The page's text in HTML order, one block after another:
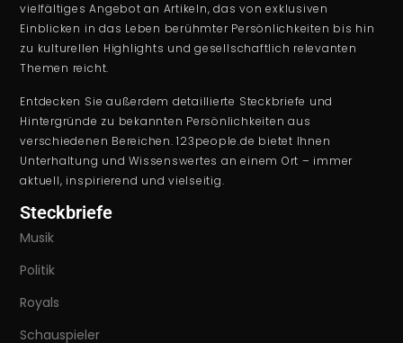
vielfältiges Angebot an Artikeln, das von exklusiven
Einblicken in das Leben berühmter Persönlichkeiten bis hin
zu kulturellen Highlights und gesellschaftlich relevanten
Themen reicht.
Entdecken Sie außerdem detaillierte Steckbriefe und
Hintergründe zu bekannten Persönlichkeiten aus
verschiedenen Bereichen. 123people.de bietet Ihnen
Unterhaltung und Wissenswertes an einem Ort – immer
aktuell, inspirierend und vielseitig.
Steckbriefe
Musik
Politik
Royals
Schauspieler